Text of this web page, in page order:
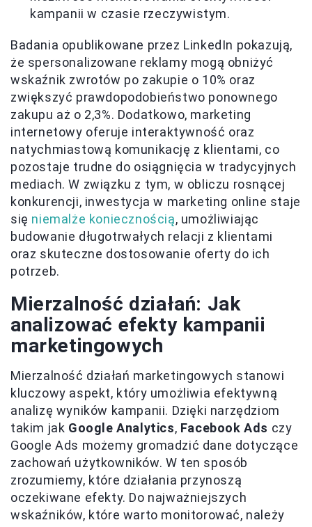
kampanii w czasie rzeczywistym.
Badania opublikowane przez LinkedIn pokazują,
że spersonalizowane reklamy mogą obniżyć
wskaźnik zwrotów po zakupie o 10% oraz
zwiększyć prawdopodobieństwo ponownego
zakupu aż o 2,3%. Dodatkowo, marketing
internetowy oferuje interaktywność oraz
natychmiastową komunikację z klientami, co
pozostaje trudne do osiągnięcia w tradycyjnych
mediach. W związku z tym, w obliczu rosnącej
konkurencji, inwestycja w marketing online staje
się niemalże koniecznością, umożliwiając
budowanie długotrwałych relacji z klientami
oraz skuteczne dostosowanie oferty do ich
potrzeb.
Mierzalność działań: Jak
analizować efekty kampanii
marketingowych
Mierzalność działań marketingowych stanowi
kluczowy aspekt, który umożliwia efektywną
analizę wyników kampanii. Dzięki narzędziom
takim jak Google Analytics, Facebook Ads czy
Google Ads możemy gromadzić dane dotyczące
zachowań użytkowników. W ten sposób
zrozumiemy, które działania przynoszą
oczekiwane efekty. Do najważniejszych
wskaźników, które warto monitorować, należy